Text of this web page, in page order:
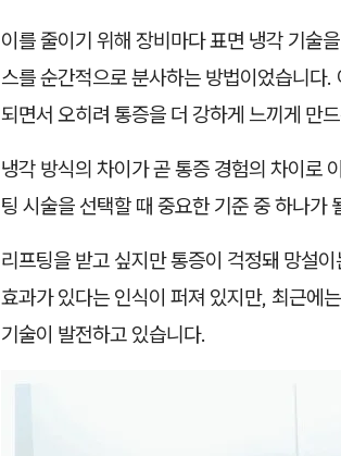
이를 줄이기 위해 장비마다 표면 냉각 기술
스를 순간적으로 분사하는 방법이었습니다
되면서 오히려 통증을 더 강하게 느끼게 만
냉각 방식의 차이가 곧 통증 경험의 차이로
팅 시술을 선택할 때 중요한 기준 중 하나가
리프팅을 받고 싶지만 통증이 걱정돼 망설
효과가 있다는 인식이 퍼져 있지만, 최근에
기술이 발전하고 있습니다.